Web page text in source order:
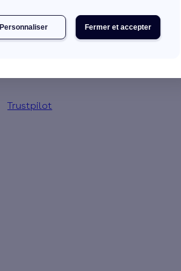
Fermer et accepter
Personnaliser
+ de 15 ans
Trustpilot